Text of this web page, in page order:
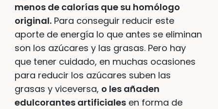
menos de calorías que su homólogo
original. Para conseguir reducir este
aporte de energía lo que antes se eliminan
son los azúcares y las grasas. Pero hay
que tener cuidado, en muchas ocasiones
para reducir los azúcares suben las
grasas y viceversa, o les añaden
edulcorantes artificiales en forma de